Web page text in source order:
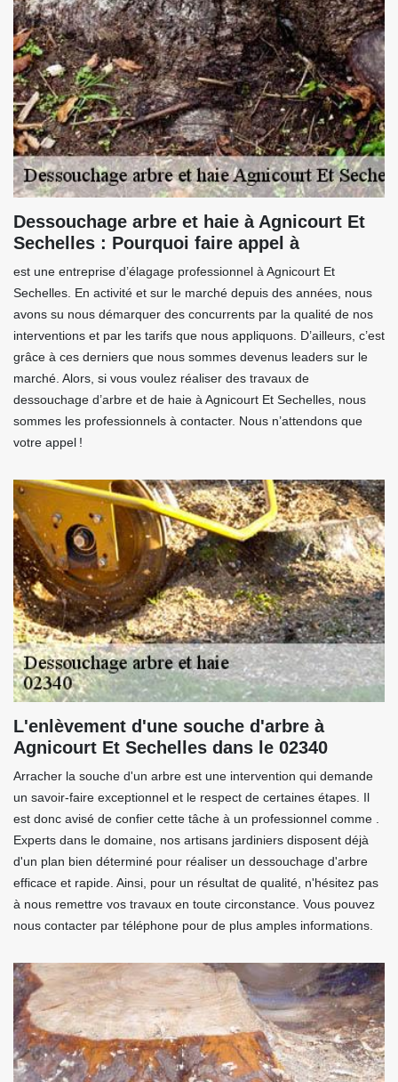
Dessouchage arbre et haie à Agnicourt Et
Sechelles : Pourquoi faire appel à
est une entreprise d’élagage professionnel à Agnicourt Et
Sechelles. En activité et sur le marché depuis des années, nous
avons su nous démarquer des concurrents par la qualité de nos
interventions et par les tarifs que nous appliquons. D’ailleurs, c’est
grâce à ces derniers que nous sommes devenus leaders sur le
marché. Alors, si vous voulez réaliser des travaux de
dessouchage d’arbre et de haie à Agnicourt Et Sechelles, nous
sommes les professionnels à contacter. Nous n’attendons que
votre appel !
L'enlèvement d'une souche d'arbre à
Agnicourt Et Sechelles dans le 02340
Arracher la souche d'un arbre est une intervention qui demande
un savoir-faire exceptionnel et le respect de certaines étapes. Il
est donc avisé de confier cette tâche à un professionnel comme .
Experts dans le domaine, nos artisans jardiniers disposent déjà
d'un plan bien déterminé pour réaliser un dessouchage d'arbre
efficace et rapide. Ainsi, pour un résultat de qualité, n'hésitez pas
à nous remettre vos travaux en toute circonstance. Vous pouvez
nous contacter par téléphone pour de plus amples informations.